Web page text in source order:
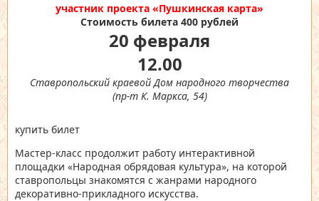
участник проекта «Пушкинская карта»
Стоимость билета 400 рублей
20 февраля
12.00
Ставропольский краевой Дом народного творчества
(пр-т К. Маркса, 54)
купить билет
Мастер-класс продолжит работу интерактивной
площадки «Народная обрядовая культура», на которой
ставропольцы знакомятся с жанрами народного
декоративно-прикладного искусства.